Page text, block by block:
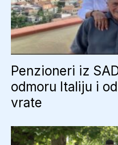
Penzioneri iz
odmoru Italiju i
vrate